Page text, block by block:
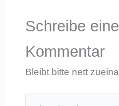
Schreibe
Kommentar
Bleibt bitte nett